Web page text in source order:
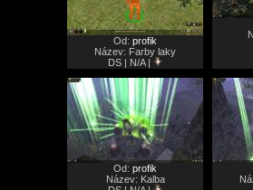
Od: profik
Název: Farby laky
DS | N/A |
Od: profik
Název: Kalba